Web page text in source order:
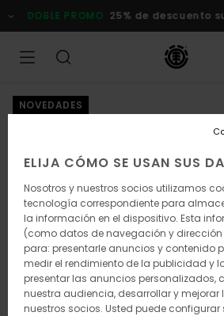
la
PROMO 25% de descuento
NOVEDADES
ELIJA CÓMO SE USAN SUS
Nosotros y nuestros socios utilizamos
tecnología correspondiente para
la información en el dispositivo. Esta
(como datos de navegación y dirección
para: presentarle anuncios y contenido
medir el rendimiento de la publicidad y
presentar las anuncios personalizados,
nuestra audiencia, desarrollar y mejorar
nuestros socios. Usted puede